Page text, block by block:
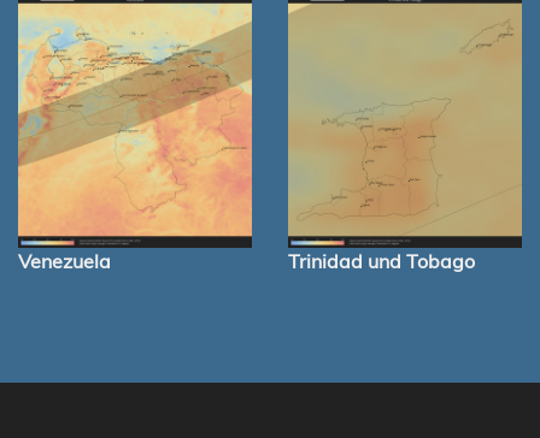
Venezuela Trinidad und Tobago